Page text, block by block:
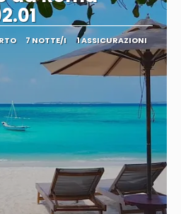
7 NOTTE/I 1 ASSICURAZIONI